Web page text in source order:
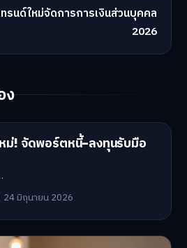
รนด์ใหม่จัดการการเงินส่วนบุคคล
2026
ง
หม่! จัดพอร์ตหนี้-ลงทุนรับมือ
24 มิถุนายน 2026